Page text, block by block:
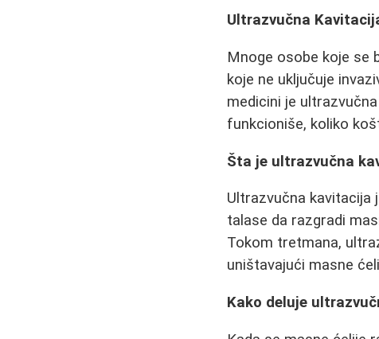
Ultrazvučna
Mnoge osobe koje se
koje ne uključuje
medicini je
funkcioniše, koliko
Šta je ultrazvučna
Ultrazvučna
talase da razgradi
Tokom tretmana,
uništavajući masne
Kako deluje